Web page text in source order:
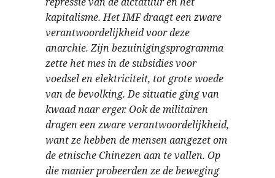
kapitalisme. Het IMF draagt een zware
verantwoordelijkheid voor deze
anarchie. Zijn bezuinigingsprogramma
zette het mes in de subsidies voor
voedsel en elektriciteit, tot grote woede
van de bevolking. De situatie ging van
kwaad naar erger. Ook de militairen
dragen een zware verantwoordelijkheid,
want ze hebben de mensen aangezet om
de etnische Chinezen aan te vallen. Op
die manier probeerden ze de beweging